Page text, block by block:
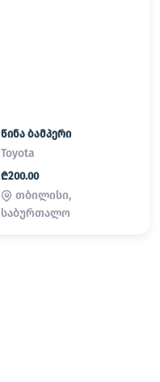
წინა ბამპერი
Toyota
₾200.00
თბილისი,
საბურთალო